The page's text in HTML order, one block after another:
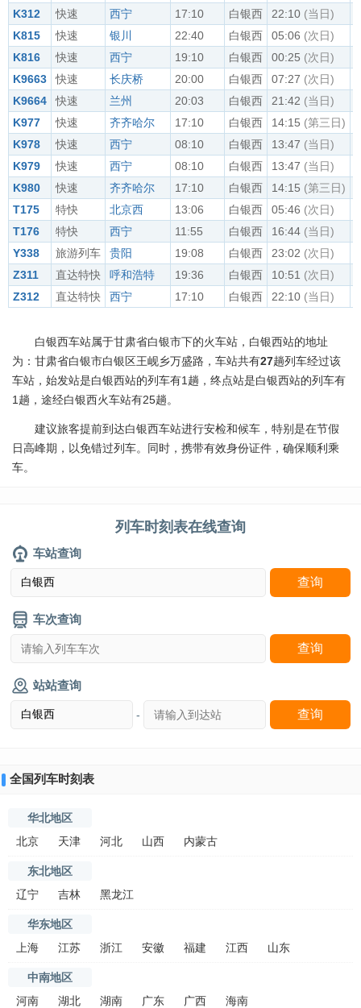
K312
快速 西宁 17:10 白银西 22:10 (当日)
K815
快速 银川 22:40 白银西 05:06 (次日)
K816
快速 西宁 19:10 白银西 00:25 (次日)
K9663
快速 长庆桥 20:00 白银西 07:27 (次日)
K9664
快速 兰州 20:03 白银西 21:42 (当日)
K977
快速 齐齐哈尔 17:10 白银西 14:15 (第三日)
K978
快速 西宁 08:10 白银西 13:47 (当日)
K979
快速 西宁 08:10 白银西 13:47 (当日)
K980
快速 齐齐哈尔 17:10 白银西 14:15 (第三日)
T175
特快 北京西 13:06 白银西 05:46 (次日)
T176
特快 西宁 11:55 白银西 16:44 (当日)
Y338
旅游列车 贵阳 19:08 白银西 23:02 (次日)
Z311
直达特快 呼和浩特 19:36 白银西 10:51 (次日)
Z312
直达特快 西宁 17:10 白银西 22:10 (当日)
白银西车站属于甘肃省白银市下的火车站，白银西站的地址
为：甘肃省白银市白银区王岘乡万盛路，车站共有27趟列车经过该
车站，始发站是白银西站的列车有1趟，终点站是白银西站的列车有
1趟，途经白银西火车站有25趟。
建议旅客提前到达白银西车站进行安检和候车，特别是在节假
日高峰期，以免错过列车。同时，携带有效身份证件，确保顺利乘
车。
列车时刻表在线查询
车站查询
车次查询
站站查询
-
全国列车时刻表
华北地区
北京
天津 河北 山西 内蒙古
东北地区
辽宁
吉林 黑龙江
华东地区
上海
江苏 浙江 安徽 福建 江西 山东
中南地区
河南
湖北 湖南 广东 广西 海南